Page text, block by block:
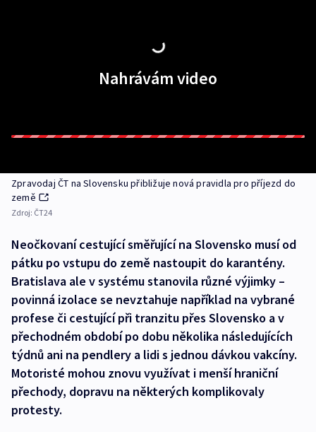
Nahrávám video
Zpravodaj ČT na Slovensku přibližuje nová pravidla pro příjezd do
země
Zdroj: ČT24
Neočkovaní cestující směřující na Slovensko musí od
pátku po vstupu do země nastoupit do karantény.
Bratislava ale v systému stanovila různé výjimky –
povinná izolace se nevztahuje například na vybrané
profese či cestující při tranzitu přes Slovensko a v
přechodném období po dobu několika následujících
týdnů ani na pendlery a lidi s jednou dávkou vakcíny.
Motoristé mohou znovu využívat i menší hraniční
přechody, dopravu na některých komplikovaly
protesty.